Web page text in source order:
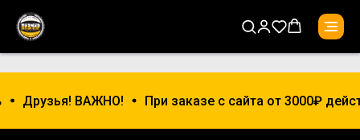
Друзья! ВАЖНО! При заказе с сайта от 3000₽